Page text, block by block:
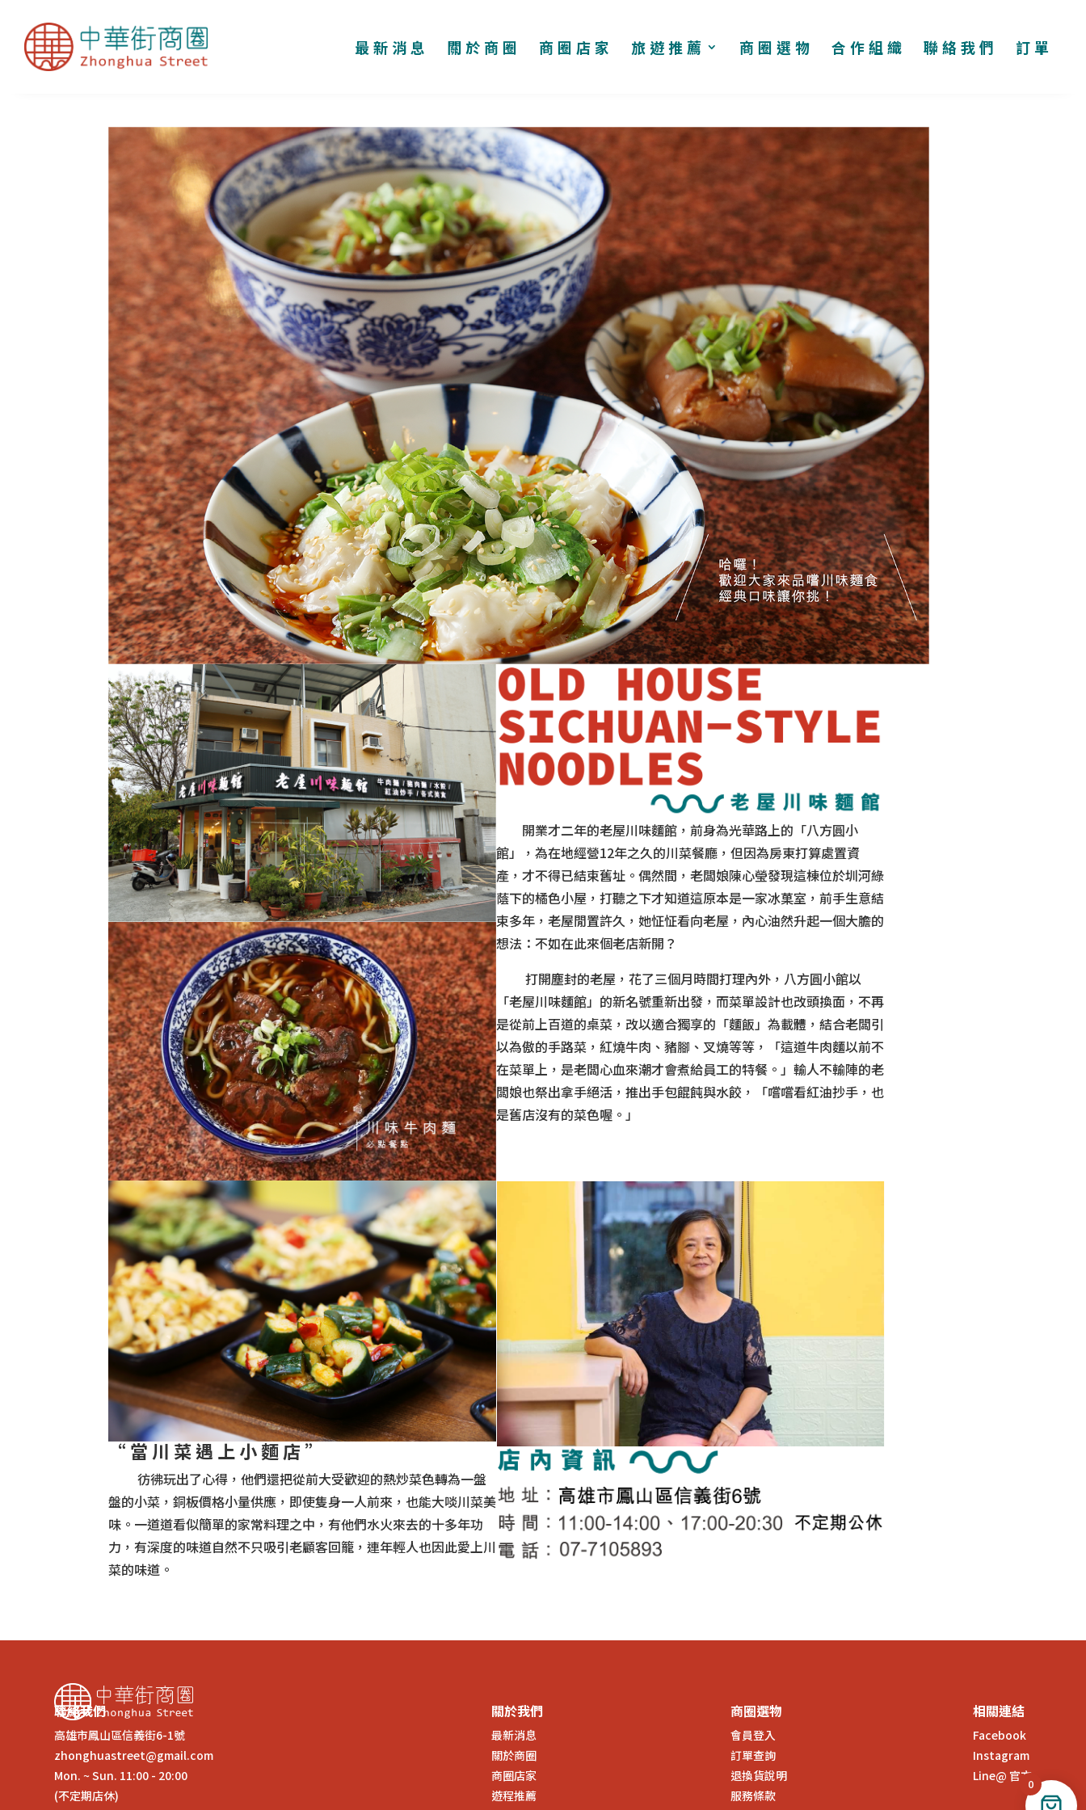
最新消息 關於商圈 商圈店家 旅遊推薦 商圈選物 合作組織 聯絡我們 訂單
開業才二年的老屋川味麵館，前身為光華路上的「八方圓小
館」，為在地經營12年之久的川菜餐廳，但因為房東打算處置資
產，才不得已結束舊址。偶然間，老闆娘陳心瑩發現這棟位於圳河綠
蔭下的橘色小屋，打聽之下才知道這原本是一家冰菓室，前手生意結
束多年，老屋閒置許久，她怔怔看向老屋，內心油然升起一個大膽的
想法：不如在此來個老店新開？
打開塵封的老屋，花了三個月時間打理內外，八方圓小館以
「老屋川味麵館」的新名號重新出發，而菜單設計也改頭換面，不再
是從前上百道的桌菜，改以適合獨享的「麵飯」為載體，結合老闆引
以為傲的手路菜，紅燒牛肉、豬腳、叉燒等等，「這道牛肉麵以前不
在菜單上，是老闆心血來潮才會煮給員工的特餐。」輸人不輸陣的老
闆娘也祭出拿手絕活，推出手包餛飩與水餃，「嚐嚐看紅油抄手，也
是舊店沒有的菜色喔。」
“ 當 川 菜 遇 上 小 麵 店 ”
彷彿玩出了心得，他們還把從前大受歡迎的熱炒菜色轉為一盤
盤的小菜，銅板價格小量供應，即使隻身一人前來，也能大啖川菜美
味。一道道看似簡單的家常料理之中，有他們水火來去的十多年功
力，有深度的味道自然不只吸引老顧客回籠，連年輕人也因此愛上川
菜的味道。
聯絡我們
高雄市鳳山區信義街6-1號
zhonghuastreet@gmail.com
Mon. ~ Sun. 11:00 - 20:00
(不定期店休)
關於我們
最新消息
關於商圈
商圈店家
遊程推薦
商圈選物
會員登入
訂單查詢
退換貨說明
服務條款
相關連結
Facebook
Instagram
Line@ 官方
0